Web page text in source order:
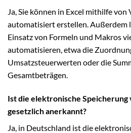
Ja, Sie können in Excel mithilfe
automatisiert erstellen. Außerdem
Einsatz von Formeln und Makros
automatisieren, etwa die
Umsatzsteuerwerten oder die
Gesamtbeträgen.
Ist die elektronische
gesetzlich anerkannt?
Ja, in Deutschland ist die